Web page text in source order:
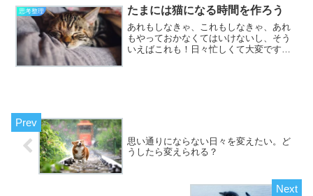
きるようになる！とか行動できるように
なるためには自分を信じる...
思考整理 たまには猫になる時間を作ろう
あれもしなきゃ、これもしなきゃ、あれ
もやっておかなくてはいけないし、そう
いえばこれも！日々忙しくて大変ですよ
思い通りにならない日々を変えたい。ど
うしたら変えられる？